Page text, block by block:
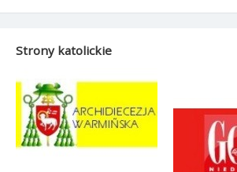
Strony katolickie